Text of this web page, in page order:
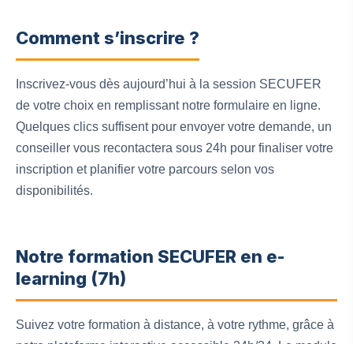
Comment s’inscrire ?
Inscrivez-vous dès aujourd’hui à la session SECUFER
de votre choix en remplissant notre formulaire en ligne.
Quelques clics suffisent pour envoyer votre demande, un
conseiller vous recontactera sous 24h pour finaliser votre
inscription et planifier votre parcours selon vos
disponibilités.
Notre formation SECUFER en e-
learning (7h)
Suivez votre formation à distance, à votre rythme, grâce à